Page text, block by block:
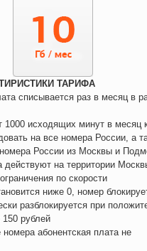
ТАРИФА
списывается раз в месяц в
1000 исходящих минут в месяц
на все номера России, а
России из Москвы и
действуют на территории
по скорости
ниже 0, номер
разблокируется при
рублей
абонентская плата не